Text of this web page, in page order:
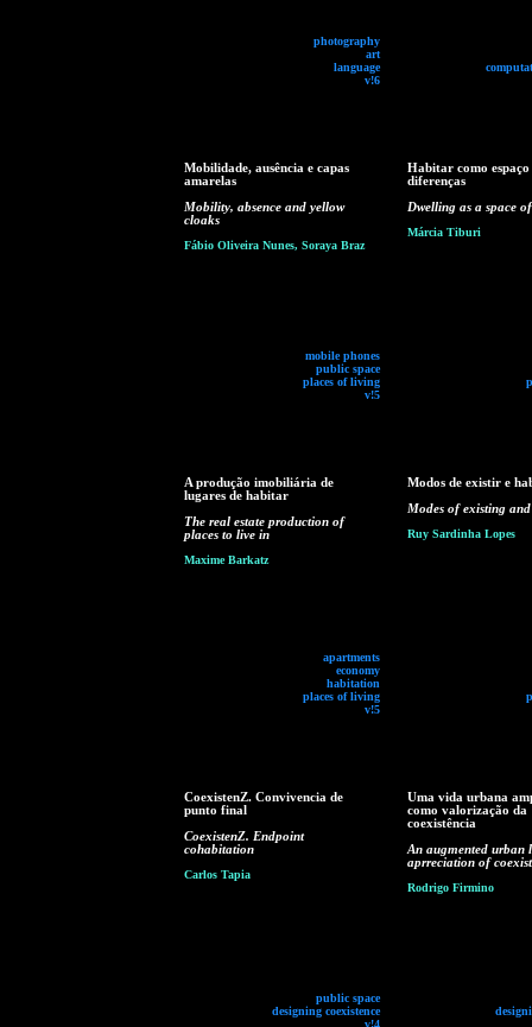
photography
art
language
v!6
Mobilidade, ausência e capas
amarelas
Mobility, absence and yellow
cloaks
Fábio Oliveira Nunes, Soraya Braz
mobile phones
public space
places of living
v!5
Habitar como espaço
diferenças
Dwelling as a space
Márcia Tiburi
A produção imobiliária de
lugares de habitar
The real estate production of
places to live in
Maxime Barkatz
apartments
economy
habitation
places of living
v!5
Modos de existir e
Modes of existing
Ruy Sardinha Lopes
CoexistenZ. Convivencia de
punto final
CoexistenZ. Endpoint
cohabitation
Carlos Tapia
public space
designing coexistence
v!4
Uma vida urbana
como valorização da
coexistência
An augmented urban
aprreciation of
Rodrigo Firmino